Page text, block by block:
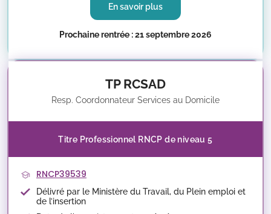
En savoir plus
Prochaine rentrée : 21 septembre 2026
TP RCSAD
Resp. Coordonnateur Services au Domicile
Titre Professionnel RNCP de niveau 5
RNCP39539
Délivré par le Ministère du Travail, du Plein emploi et
de l’insertion